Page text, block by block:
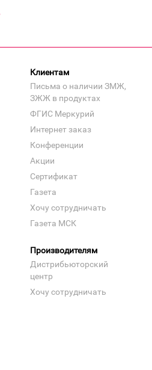
Клиентам
Письма о наличии ЗМЖ,
ЗЖЖ в продуктах
ФГИС Меркурий
Интернет заказ
Конференции
Акции
Сертификат
Газета
Хочу сотрудничать
Газета МСК
Производителям
Дистрибьюторский
центр
Хочу сотрудничать